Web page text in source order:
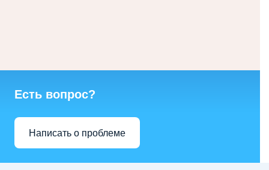
Есть вопрос?
Написать о проблеме